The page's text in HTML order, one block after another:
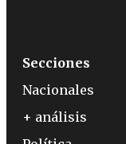
Secciones
Nacionales
+ análisis